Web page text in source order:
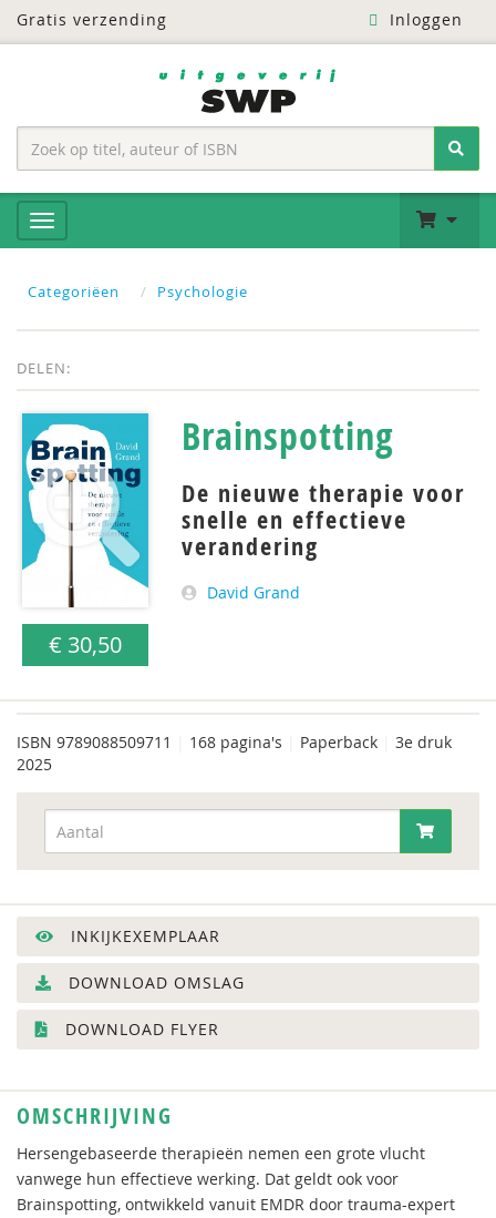
Gratis verzending Inloggen
Categoriëen Psychologie
DELEN:
€ 30,50
Brainspotting
De nieuwe therapie voor
snelle en effectieve
verandering
David Grand
ISBN 9789088509711 168 pagina's Paperback
3e druk
2025
INKIJKEXEMPLAAR
DOWNLOAD OMSLAG
DOWNLOAD FLYER
OMSCHRIJVING
Hersengebaseerde therapieën nemen een grote vlucht
vanwege hun effectieve werking. Dat geldt ook voor
Brainspotting, ontwikkeld vanuit EMDR door trauma-expert